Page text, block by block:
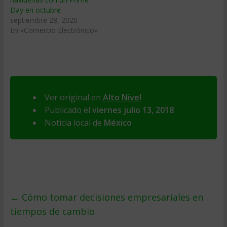
Day en octubre
septiembre 28, 2020
En «Comercio Electrónico»
Ver original en Alto Nivel
Publicado el viernes julio 13, 2018
Noticia local de México
← Cómo tomar decisiones empresariales en
tiempos de cambio